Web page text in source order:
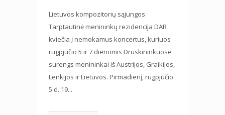
Lietuvos kompozitorių sąjungos
Tarptautinė menininkų rezidencija DAR
kviečia į nemokamus koncertus, kuriuos
rugpjūčio 5 ir 7 dienomis Druskininkuose
surengs menininkai iš Austrijos, Graikijos,
Lenkijos ir Lietuvos. Pirmadienį, rugpjūčio
5 d. 19...